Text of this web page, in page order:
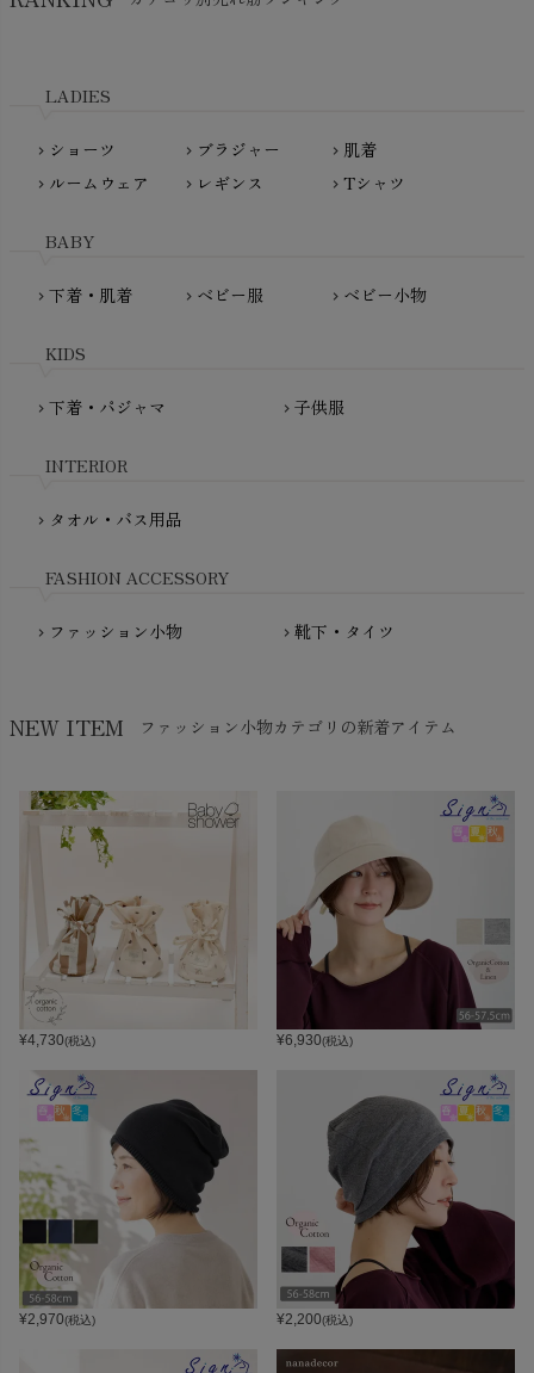
nanadecor（ナナデェコール）
PeopleTree（ピープルツリー）
PRISTINE（プリスティン）
fromF（フロムエフ）
kidscase（キッズケース）
Madame MO（マダムモー）
maggies（マギーズ）
MATONA（マトナ）
mini rodini（ミニロディーニ）
My Little Cozmo（マイリトルコズモ）
NewNative（ニューネイティブ）
LADIES
chevron_right ショーツ chevron_right ブラジャー chevron_right 肌着
chevron_right ルームウェア chevron_right レギンス chevron_rightTシャツ
BABY
chevron_right 下着・肌着 chevron_right ベビー服 chevron_right ベビー小物
KIDS
chevron_right 下着・パジャマ chevron_right 子供服
INTERIOR
chevron_right タオル・バス用品
FASHION ACCESSORY
chevron_right ファッション小物 chevron_right 靴下・タイツ
NEW ITEM ファッション小物カテゴリの新着アイテム
¥4,730(税込) ¥6,930(税込)
¥2,970(税込) ¥2,200(税込)